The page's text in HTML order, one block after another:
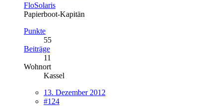
FloSolaris
Papierboot-Kapitän
Punkte
55
Beiträge
11
Wohnort
Kassel
13. Dezember 2012
#124